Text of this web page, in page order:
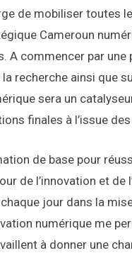
de mobiliser toutes
Cameroun
A commencer par
recherche ainsi que
sera un
finales à l’issue
de base pour
de l’innovation et
jour dans la
numérique me
à donner une